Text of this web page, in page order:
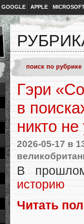
GOOGLE APPLE
Гэри
в
никто
2026-05-17 в
В
историю
Читать